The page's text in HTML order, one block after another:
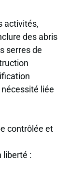
activités,
des abris
serres de
liée
contrôlée et
liberté :